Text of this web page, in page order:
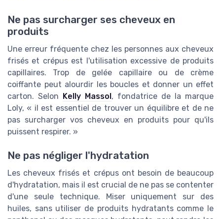
Ne pas surcharger ses cheveux en
produits
Une erreur fréquente chez les personnes aux cheveux
frisés et crépus est l'utilisation excessive de produits
capillaires. Trop de gelée capillaire ou de crème
coiffante peut alourdir les boucles et donner un effet
carton. Selon Kelly Massol, fondatrice de la marque
Loly, « il est essentiel de trouver un équilibre et de ne
pas surcharger vos cheveux en produits pour qu'ils
puissent respirer. »
Ne pas négliger l'hydratation
Les cheveux frisés et crépus ont besoin de beaucoup
d'hydratation, mais il est crucial de ne pas se contenter
d'une seule technique. Miser uniquement sur des
huiles, sans utiliser de produits hydratants comme le